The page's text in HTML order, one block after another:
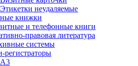
Этикетки неудаляемые
книжки
и телефонные книги
правовая литература
системы
регистраторы
А3